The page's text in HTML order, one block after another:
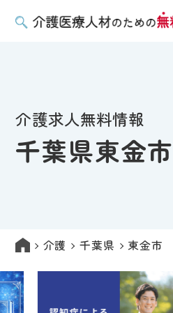
介護求人無料情報
千葉県東金市
介護 千葉県 東金市